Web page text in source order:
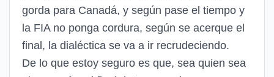
gorda para Canadá, y según pase el tiempo y
la FIA no ponga cordura, según se acerque el
final, la dialéctica se va a ir recrudeciendo.
De lo que estoy seguro es que, sea quien sea